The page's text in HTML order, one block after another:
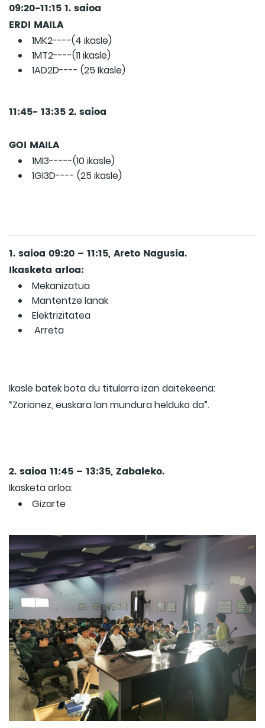
09:20-11:15 1. saioa
ERDI MAILA
1MK2----(4 ikasle)
1MT2----(11 ikasle)
1AD2D---- (25 Ikasle)
11:45- 13:35 2. saioa
GOI MAILA
1MI3-----(10 ikasle)
1GI3D---- (25 ikasle)
1. saioa 09:20 – 11:15, Areto Nagusia.
Ikasketa arloa:
Mekanizatua
Mantentze lanak
Elektrizitatea
Arreta
Ikasle batek bota du titularra izan daitekeena:
“Zorionez, euskara lan mundura helduko da”.
2. saioa 11:45 – 13:35, Zabaleko.
Ikasketa arloa:
Gizarte